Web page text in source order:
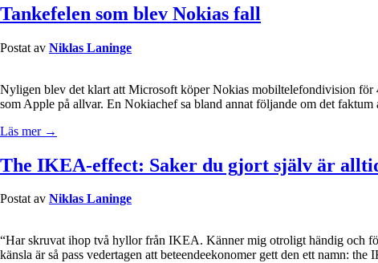
Tankefelen som blev Nokias fall
Postat av Niklas Laninge
Nyligen blev det klart att Microsoft köper Nokias mobiltelefondivision för
som Apple på allvar. En Nokiachef sa bland annat följande om det
Läs mer →
The IKEA-effect: Saker du gjort själv är
Postat av Niklas Laninge
“Har skruvat ihop två hyllor från IKEA. Känner mig otroligt händig och
känsla är så pass vedertagen att beteendeekonomer gett den ett namn: the